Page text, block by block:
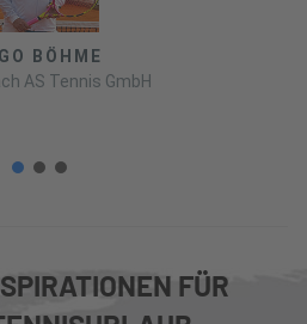
BÖHME
AS Tennis GmbH
FÜR